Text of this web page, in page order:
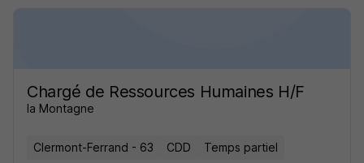
Chargé de Ressources Humaines H/F
la Montagne
Clermont-Ferrand - 63 CDD Temps partiel